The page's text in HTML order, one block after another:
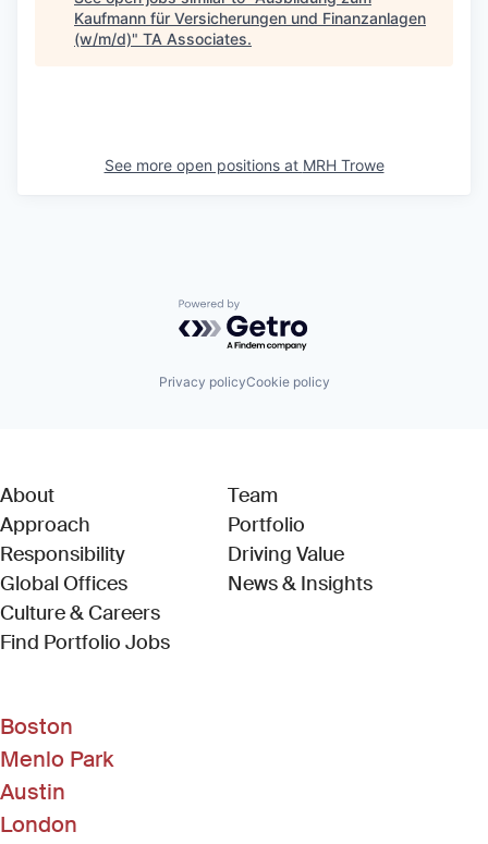
Kaufmann für Versicherungen und Finanzanlagen
(w/m/d)" TA Associates.
See more open positions at MRH Trowe
Powered by Getro.com
Privacy policyCookie policy
About
Approach
Responsibility
Global Offices
Culture & Careers
Find Portfolio Jobs(Link opens in new window)
Team
Portfolio
Driving Value
News & Insights
Boston
Menlo Park
Austin
London